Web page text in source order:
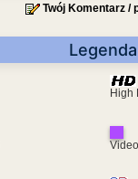
Twój Komentarz /
Legenda
High